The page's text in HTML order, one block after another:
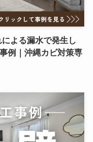
よる漏水で発生し
例｜沖縄カビ対策専